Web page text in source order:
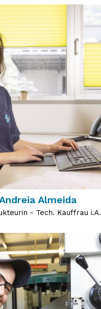
Almeida
- Tech. Kauffrau i.A.